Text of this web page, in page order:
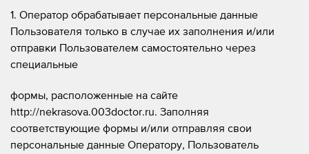
1. Оператор обрабатывает персональные данные
Пользователя только в случае их заполнения и/или
отправки Пользователем самостоятельно через
специальные
формы, расположенные на сайте
http://nekrasova.003doctor.ru. Заполняя
соответствующие формы и/или отправляя свои
персональные данные Оператору, Пользователь